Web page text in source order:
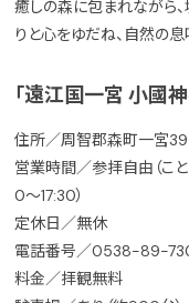
癒しの森に包まれながら
りと心をゆだね、自然の息
「遠江国一宮 小國
住所／周智郡森町一宮
営業時間／参拝自由（こ
0～17:30）
定休日／無休
電話番号／0538-89-
料金／拝観無料